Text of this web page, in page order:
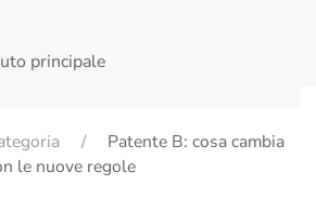
principale
Patente B: cosa cambia
le nuove regole